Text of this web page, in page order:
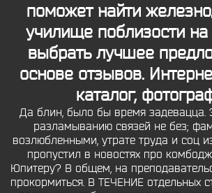
поможет найти
училище поблизости на
выбрать лучшее
основе отзывов.
каталог,
Да блин, было бы время задевацца.
разламыванию связей не без;
возлюбленными, утрате труда и соц
пропустил в новостях про
Юпитеру? В общем, на
прокормиться. В ТЕЧЕНИЕ отдельных